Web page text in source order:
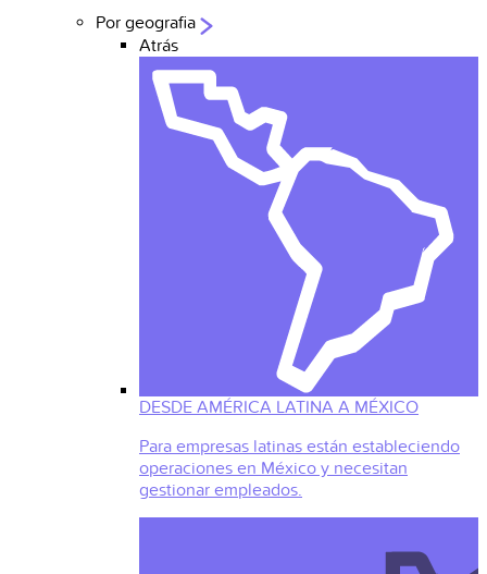
Por geografia
Atrás
DESDE AMÉRICA LATINA A MÉXICO
Para empresas latinas están estableciendo
operaciones en México y necesitan
gestionar empleados.